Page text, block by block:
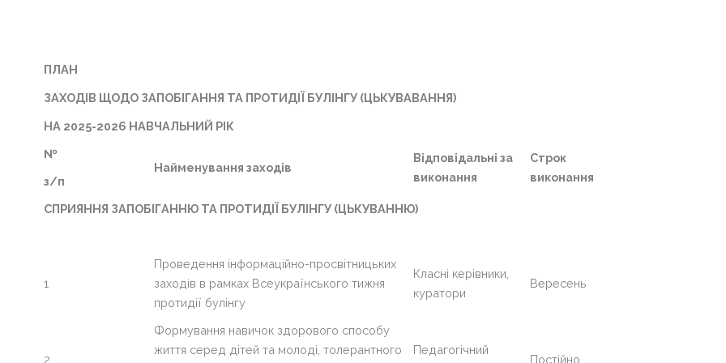
ПАМ'ЯТЬ
Михайлович
Бондарчук
Волонтерство
натисніть
ПЛАН
ЗАХОДІВ ЩОДО ЗАПОБІГАННЯ ТА ПРОТИДІЇ БУЛІНГУ (ЦЬКУВАВАННЯ)
НА 2025-2026 НАВЧАЛЬНИЙ РІК
№
з/п
Найменування заходів
Відповідальні за
виконання
Строк
виконання
СПРИЯННЯ ЗАПОБІГАННЮ ТА ПРОТИДІЇ БУЛІНГУ (ЦЬКУВАННЮ)
1
Проведення інформаційно-просвітницьких
заходів в рамках Всеукраїнського тижня
протидії булінгу
Класні керівники,
куратори
Вересень
2
Формування навичок здорового способу
життя серед дітей та молоді, толерантного
Педагогічний
Постійно